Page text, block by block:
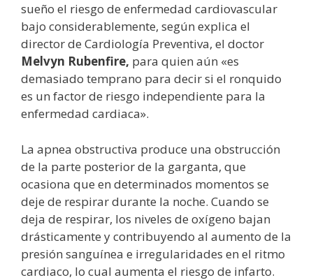
sueño el riesgo de enfermedad cardiovascular
bajo considerablemente, según explica el
director de Cardiología Preventiva, el doctor
Melvyn Rubenfire, para quien aún «es
demasiado temprano para decir si el ronquido
es un factor de riesgo independiente para la
enfermedad cardiaca».
La apnea obstructiva produce una obstrucción
de la parte posterior de la garganta, que
ocasiona que en determinados momentos se
deje de respirar durante la noche. Cuando se
deja de respirar, los niveles de oxígeno bajan
drásticamente y contribuyendo al aumento de la
presión sanguínea e irregularidades en el ritmo
cardiaco, lo cual aumenta el riesgo de infarto.